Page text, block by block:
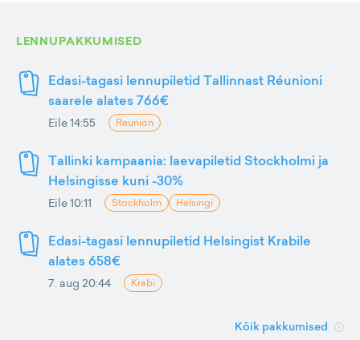
LENNUPAKKUMISED
Edasi-tagasi lennupiletid Tallinnast Réunioni
saarele alates 766€
Eile 14:55 Reunion
Tallinki kampaania: laevapiletid Stockholmi ja
Helsingisse kuni -30%
Eile 10:11 Stockholm Helsingi
Edasi-tagasi lennupiletid Helsingist Krabile
alates 658€
7. aug 20:44 Krabi
Kõik pakkumised